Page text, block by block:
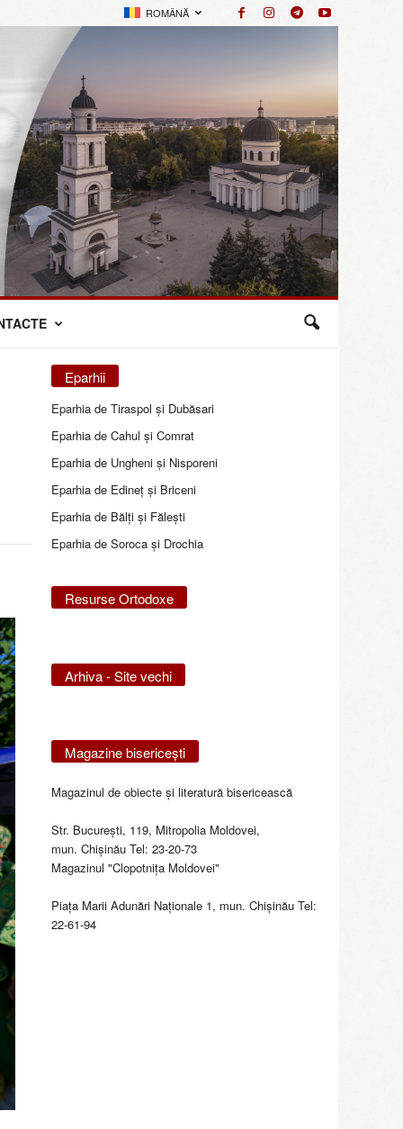
ROMÂNĂ
Eparhii
Eparhia de Tiraspol și Dubăsari
Eparhia de Cahul și Comrat
Eparhia de Ungheni și Nisporeni
Eparhia de Edineţ şi Briceni
Eparhia de Bălţi şi Făleşti
Eparhia de Soroca și Drochia
Resurse Ortodoxe
Arhiva - Site vechi
Magazine bisericeşti
Magazinul de obiecte şi literatură bisericească
Str. Bucureşti, 119, Mitropolia Moldovei,
mun. Chişinău Tel: 23-20-73
Magazinul "Clopotniţa Moldovei"
Piaţa Marii Adunări Naţionale 1, mun. Chişinău Tel:
22-61-94